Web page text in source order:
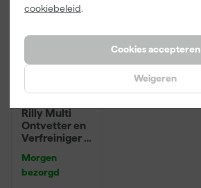
cookiebeleid.
Cookies accepteren
Weigeren
Rilly Multi
Ontvetter en
Verfreiniger –
Morgen
bezorgd